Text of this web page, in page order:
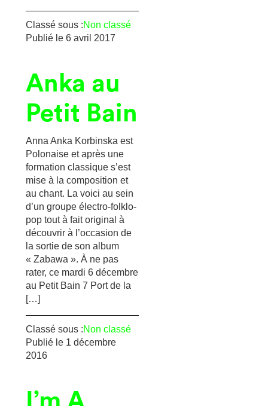
Classé sous :Non classé
Publié le 6 avril 2017
Anka au
Petit Bain
Anna Anka Korbinska est
Polonaise et après une
formation classique s’est
mise à la composition et
au chant. La voici au sein
d’un groupe électro-folklo-
pop tout à fait original à
découvrir à l’occasion de
la sortie de son album
« Zabawa ». À ne pas
rater, ce mardi 6 décembre
au Petit Bain 7 Port de la
[…]
Classé sous :Non classé
Publié le 1 décembre
2016